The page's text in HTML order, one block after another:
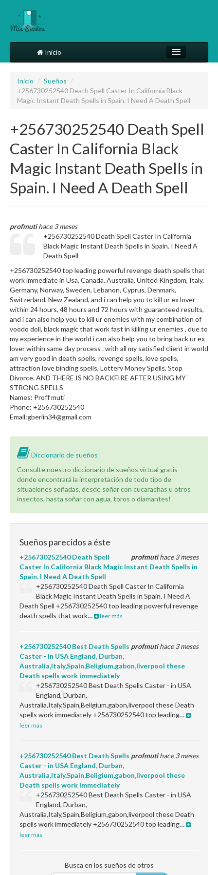
Inicio
Diccionario
Inicio / Sueños /
+256730252540 Death Spell Caster In California Black
Magic Instant Death Spells in Spain. I Need A Death Spell
+256730252540 Death Spell
Caster In California Black
Magic Instant Death Spells in
Spain. I Need A Death Spell
profmutihace 3 meses
+256730252540 Death Spell Caster In California
Black Magic Instant Death Spells in Spain. I Need A
Death Spell
+256730252540 top leading powerful revenge death spells that
work immediate in Usa, Canada, Australia, United Kingdom, Italy,
Germany, Norway, Sweden, Lebanon, Cyprus, Denmark,
Switzerland, New Zealand, and i can help you to kill ur ex lover
within 24 hours, 48 hours and 72 hours with guaranteed results,
and i can also help you to kill ur enemies with my combination of
voodo doll, black magic that work fast in killing ur enemies , due to
my experience in the world i can also help you to bring back ur ex
lover within same day process . with all my satisfied client in world
am very good in death spells, revenge spells, love spells,
attraction love binding spells, Lottery Money Spells, Stop
Divorce. AND THERE IS NO BACKFIRE AFTER USING MY
STRONG SPELLS
Names: Proff muti
Phone: +256730252540
Email:gberlin34@gmail.com
Diccionario de sueños
Consulte nuestro diccionario de sueños virtual gratis
donde encontrará la interpretación de todo tipo de
situaciones soñadas, desde soñar con cucarachas u otros
insectos, hasta soñar con agua, toros o diamantes!
Sueños parecidos a éste
profmutihace 3 meses
+256730252540 Death Spell
Caster In California Black Magic Instant Death Spells in
Spain. I Need A Death Spell
+256730252540 Death Spell Caster In California
Black Magic Instant Death Spells in Spain. I Need A
Death Spell +256730252540 top leading powerful revenge
death spells that work…
leer más
profmutihace 3 meses
+256730252540 Best Death Spells
Caster - in USA England, Durban,
Australia,Italy,Spain,Beligium,gabon,liverpool these
Death spells work immediately
+256730252540 Best Death Spells Caster - in USA
England, Durban,
Australia,Italy,Spain,Beligium,gabon,liverpool these Death
spells work immediately +256730252540 top leading…
leer más
profmutihace 3 meses
+256730252540 Best Death Spells
Caster - in USA England, Durban,
Australia,Italy,Spain,Beligium,gabon,liverpool these
Death spells work immediately
+256730252540 Best Death Spells Caster - in USA
England, Durban,
Australia,Italy,Spain,Beligium,gabon,liverpool these Death
spells work immediately +256730252540 top leading…
leer más
Busca en los sueños de otros